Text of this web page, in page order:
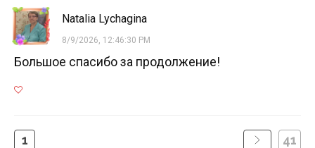
Natalia Lychagina
8/9/2026, 12:46:30 PM
Большое спасибо за продолжение!
1 41